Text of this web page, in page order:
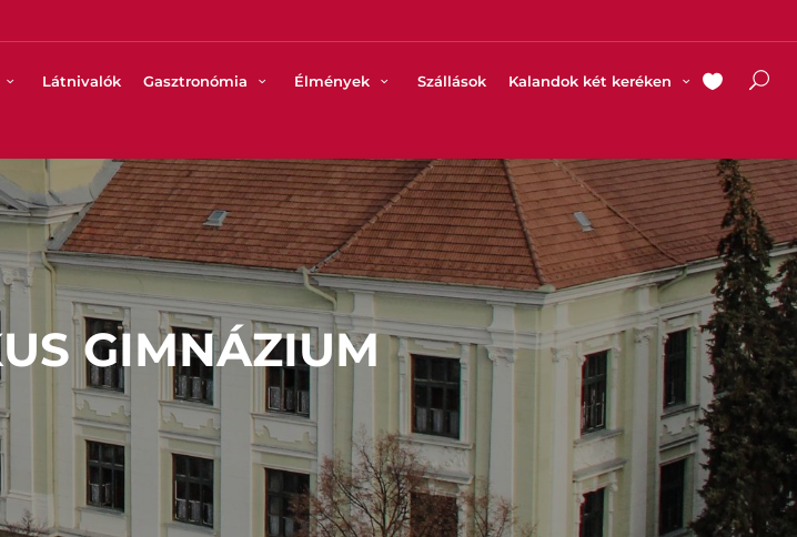
Látnivalók Gasztronómia Élmények Szállások Kalandok két keréken
GIMNÁZIUM